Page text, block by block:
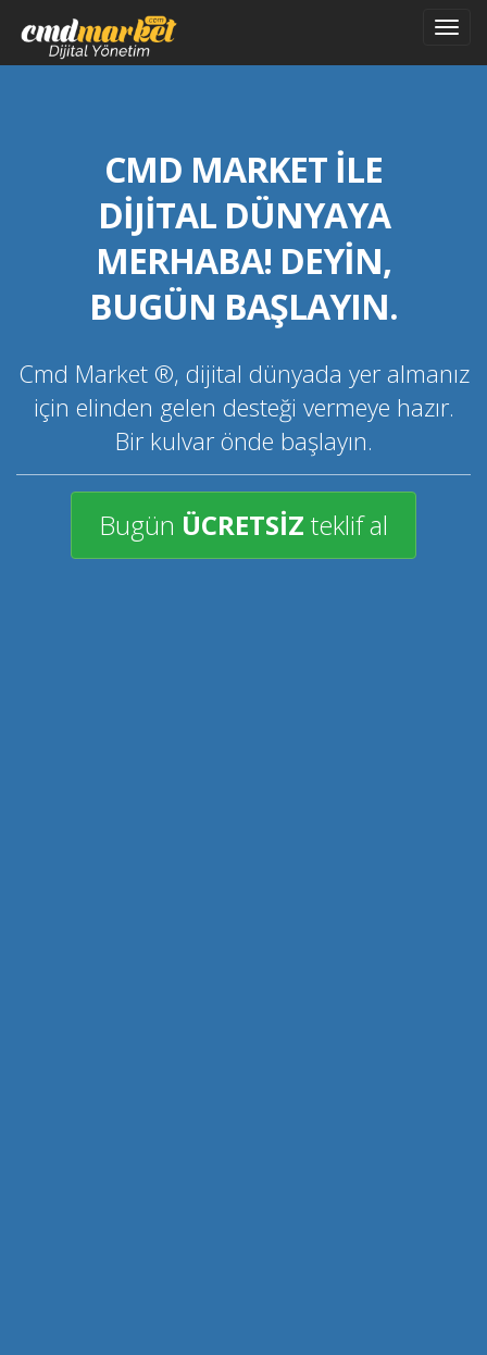
CMD MARKET İLE
DİJİTAL DÜNYAYA
MERHABA! DEYİN,
BUGÜN BAŞLAYIN.
Cmd Market ®, dijital dünyada yer almanız
için elinden gelen desteği vermeye hazır.
Bir kulvar önde başlayın.
Bugün ÜCRETSİZ teklif al